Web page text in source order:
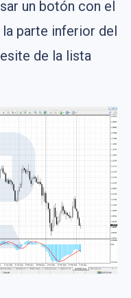
un botón con el
parte inferior del
de la lista